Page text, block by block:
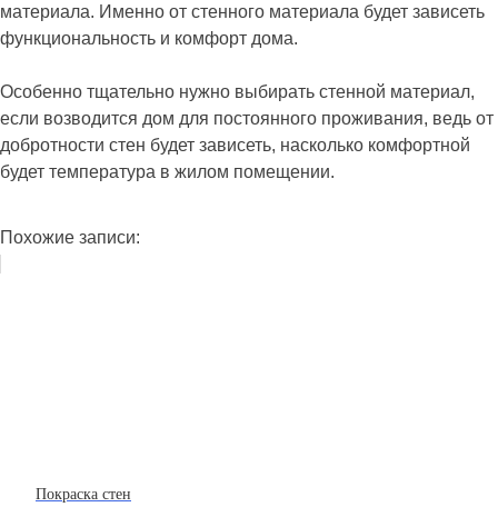
материала. Именно от стенного материала будет зависеть
функциональность и комфорт дома.
Особенно тщательно нужно выбирать стенной материал,
если возводится дом для постоянного проживания, ведь от
добротности стен будет зависеть, насколько комфортной
будет температура в жилом помещении.
Похожие записи:
Покраска стен